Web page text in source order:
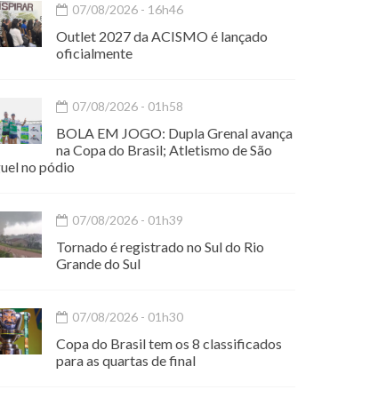
07/08/2026 - 16h46
Outlet 2027 da ACISMO é lançado
oficialmente
07/08/2026 - 01h58
BOLA EM JOGO: Dupla Grenal avança
na Copa do Brasil; Atletismo de São
no pódio
07/08/2026 - 01h39
Tornado é registrado no Sul do Rio
Grande do Sul
07/08/2026 - 01h30
Copa do Brasil tem os 8 classificados
para as quartas de final